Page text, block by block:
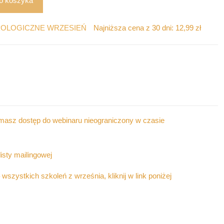
WRZESIEŃ Najniższa cena z 30 dni: 12,99 zł
dostęp do webinaru nieograniczony w czasie
mailingowej
szkoleń z września, kliknij w link poniżej